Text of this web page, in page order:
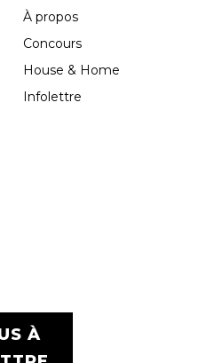
À propos
Concours
House & Home
Infolettre
À